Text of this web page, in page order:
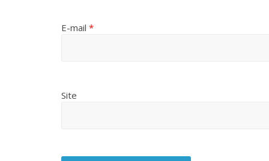
E-mail *
Site